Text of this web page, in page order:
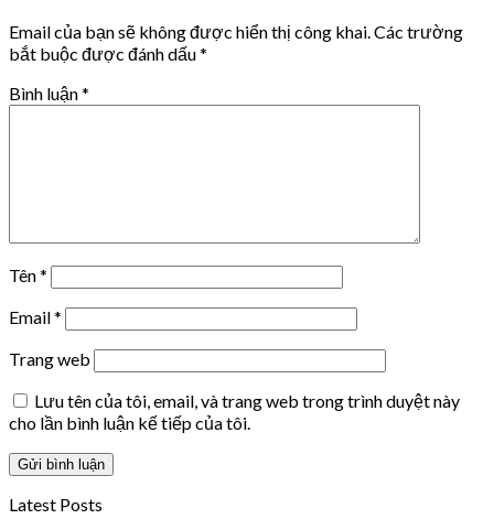
Email của bạn sẽ không được hiển thị công khai. Các trường
bắt buộc được đánh dấu*
Bình luận*
Tên*
Email*
Trang web
Lưu tên của tôi, email, và trang web trong trình duyệt này
cho lần bình luận kế tiếp của tôi.
Latest Posts